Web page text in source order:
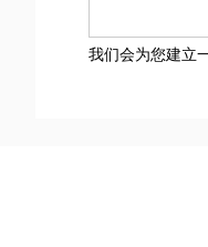
我们会为您建立